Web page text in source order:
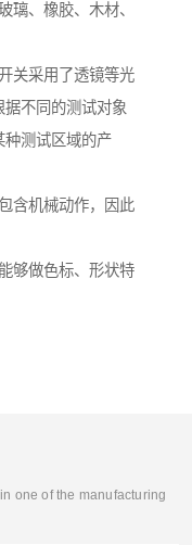
璃、橡胶、木材、
关采用了透镜等光
不同的测试对象
种测试区域的产
含机械动作，因此
够做色标、形状特
one of the manufacturing